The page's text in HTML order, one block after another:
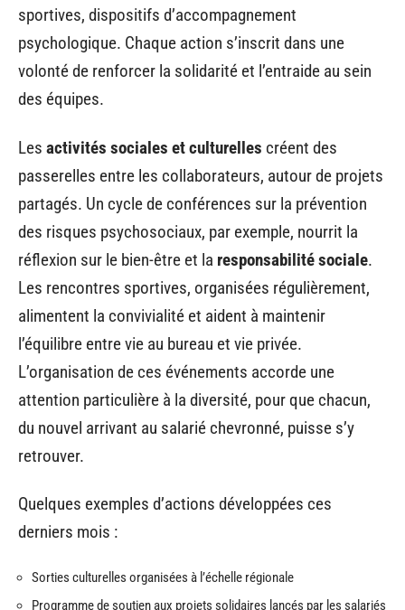
sportives, dispositifs d’accompagnement
psychologique. Chaque action s’inscrit dans une
volonté de renforcer la solidarité et l’entraide au sein
des équipes.
Les activités sociales et culturelles créent des
passerelles entre les collaborateurs, autour de projets
partagés. Un cycle de conférences sur la prévention
des risques psychosociaux, par exemple, nourrit la
réflexion sur le bien-être et la responsabilité sociale.
Les rencontres sportives, organisées régulièrement,
alimentent la convivialité et aident à maintenir
l’équilibre entre vie au bureau et vie privée.
L’organisation de ces événements accorde une
attention particulière à la diversité, pour que chacun,
du nouvel arrivant au salarié chevronné, puisse s’y
retrouver.
Quelques exemples d’actions développées ces
derniers mois :
Sorties culturelles organisées à l’échelle régionale
Programme de soutien aux projets solidaires lancés par les salariés